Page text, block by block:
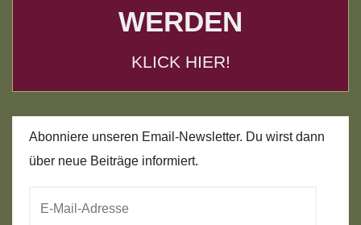
WERDEN
KLICK HIER!
Abonniere unseren Email-Newsletter. Du wirst dann
über neue Beiträge informiert.